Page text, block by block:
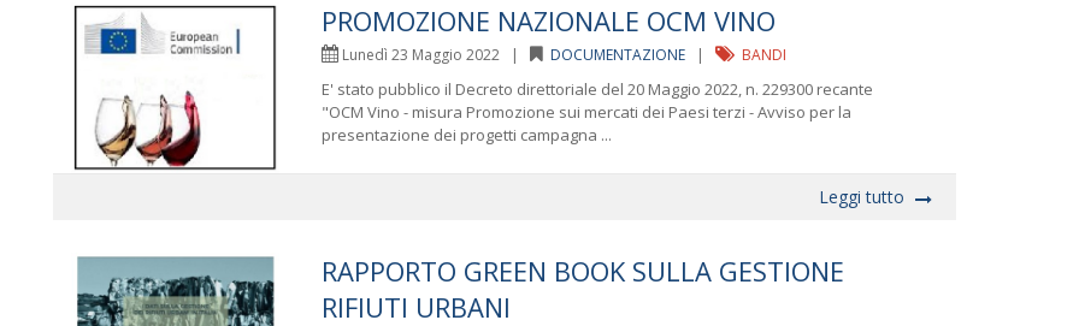
PROMOZIONE NAZIONALE OCM VINO
Lunedì 23 Maggio 2022 | DOCUMENTAZIONE | BANDI
E' stato pubblico il Decreto direttoriale del 20 Maggio 2022, n. 229300 recante
"OCM Vino - misura Promozione sui mercati dei Paesi terzi - Avviso per la
presentazione dei progetti campagna ...
Leggi tutto
RAPPORTO GREEN BOOK SULLA GESTIONE
RIFIUTI URBANI